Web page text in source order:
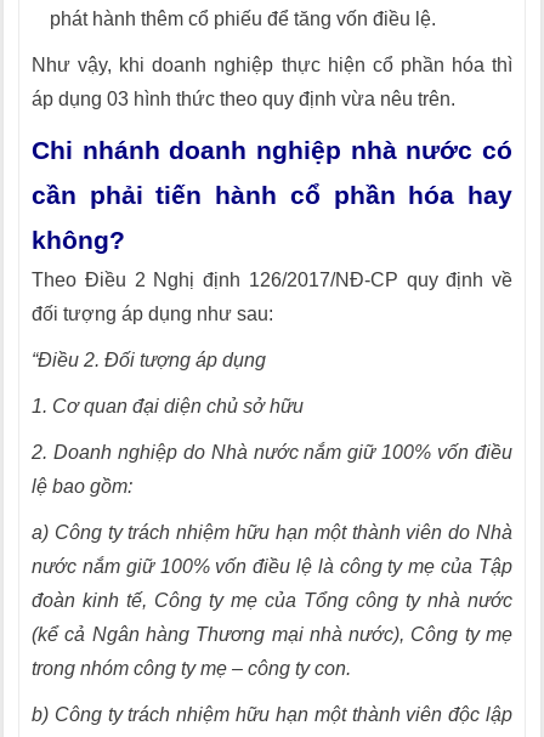
phát hành thêm cổ phiếu để tăng vốn điều lệ.
Như vậy, khi doanh nghiệp thực hiện cổ phần hóa thì
áp dụng 03 hình thức theo quy định vừa nêu trên.
Chi nhánh doanh nghiệp nhà nước có
cần phải tiến hành cổ phần hóa hay
không?
Theo Điều 2 Nghị định 126/2017/NĐ-CP quy định về
đối tượng áp dụng như sau:
“Điều 2. Đối tượng áp dụng
1. Cơ quan đại diện chủ sở hữu
2. Doanh nghiệp do Nhà nước nắm giữ 100% vốn điều
lệ bao gồm:
a) Công ty trách nhiệm hữu hạn một thành viên do Nhà
nước nắm giữ 100% vốn điều lệ là công ty mẹ của Tập
đoàn kinh tế, Công ty mẹ của Tổng công ty nhà nước
(kể cả Ngân hàng Thương mại nhà nước), Công ty mẹ
trong nhóm công ty mẹ – công ty con.
b) Công ty trách nhiệm hữu hạn một thành viên độc lập